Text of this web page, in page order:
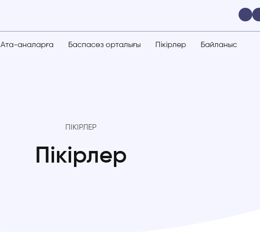
Ата-аналарға Баспасөз орталығы Пікірлер Байланыс
ПІКІРЛЕР
Пікірлер